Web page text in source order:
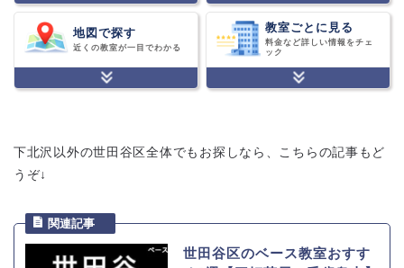
地図で探す
近くの教室が一目でわかる
教室ごとに見る
料金など詳しい情報をチェ
ック
下北沢以外の世田谷区全体でもお探しなら、こちらの記事もど
うぞ↓
世田谷区のベース教室おすす